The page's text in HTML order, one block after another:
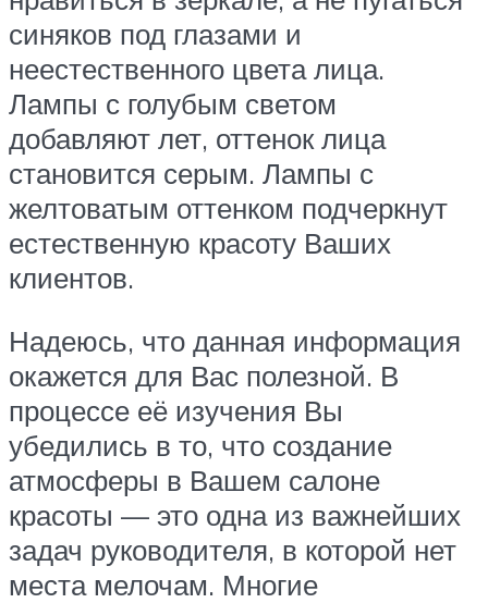
синяков под глазами и
неестественного цвета лица.
Лампы с голубым светом
добавляют лет, оттенок лица
становится серым. Лампы с
желтоватым оттенком подчеркнут
естественную красоту Ваших
клиентов.
Надеюсь, что данная информация
окажется для Вас полезной. В
процессе её изучения Вы
убедились в то, что создание
атмосферы в Вашем салоне
красоты — это одна из важнейших
задач руководителя, в которой нет
места мелочам. Многие